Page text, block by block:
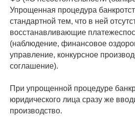
Упрощенная процедура
стандартной тем, что в ней
восстанавливающие
(наблюдение, финансовое
управление, конкурсное
соглашение).
При упрощенной процедуре
юридического лица сразу же
производство.